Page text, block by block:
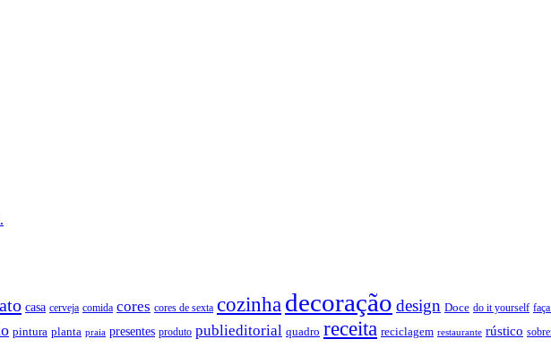
casa cerveja comida cores cores de sexta cozinha decoração design Doce do it yourself
pintura planta praia presentes produto publieditorial quadro receita reciclagem restaurante rústico